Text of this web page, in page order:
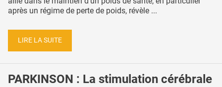
après un régime de perte de poids, révèle ...
LIRE LA SUITE
PARKINSON : La stimulation cérébrale